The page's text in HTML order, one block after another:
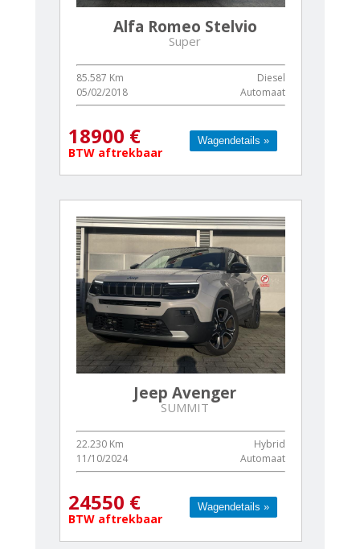
Wagendetails »
Alfa Romeo Stelvio
Super
85.587 Km
Diesel
05/02/2018
Automaat
18900 €
BTW aftrekbaar
Wagendetails »
Wagendetails »
Jeep Avenger
SUMMIT
22.230 Km
Hybrid
11/10/2024
Automaat
24550 €
BTW aftrekbaar
Wagendetails »